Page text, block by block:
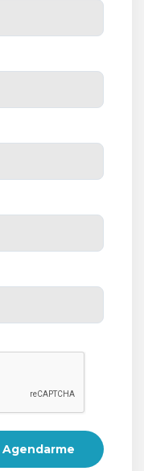
Agendarme